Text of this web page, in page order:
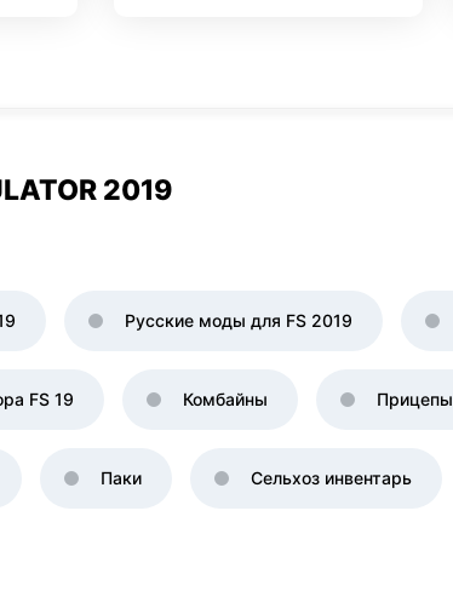
2019
Русские моды для FS 2019
FS 19 Комбайны Прицепы
Паки Сельхоз инвентарь